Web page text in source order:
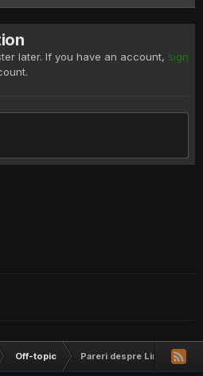
later. If you have an account, sign
Off-topic Pareri despre Linux